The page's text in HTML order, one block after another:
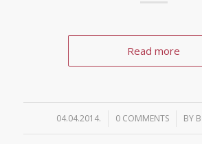
Read more
04.04.2014.
/ 0 COMMENTS
/ BY